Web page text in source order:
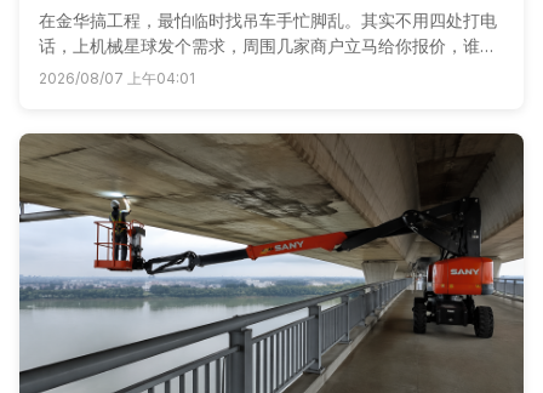
在金华搞工程，最怕临时找吊车手忙脚乱。其实不用四处打电
话，上机械星球发个需求，周围几家商户立马给你报价，谁家
车况好、价格实在，一目了然。咱们机械星球把金华本地吊车
2026/08/07 上午04:01